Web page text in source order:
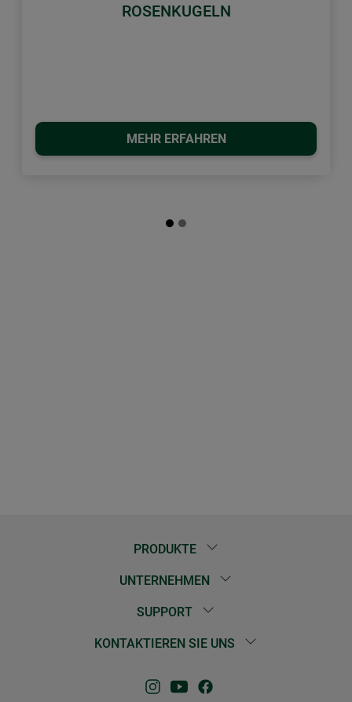
ROSENKUGELN
MEHR ERFAHREN
PRODUKTE
UNTERNEHMEN
SUPPORT
KONTAKTIEREN SIE UNS